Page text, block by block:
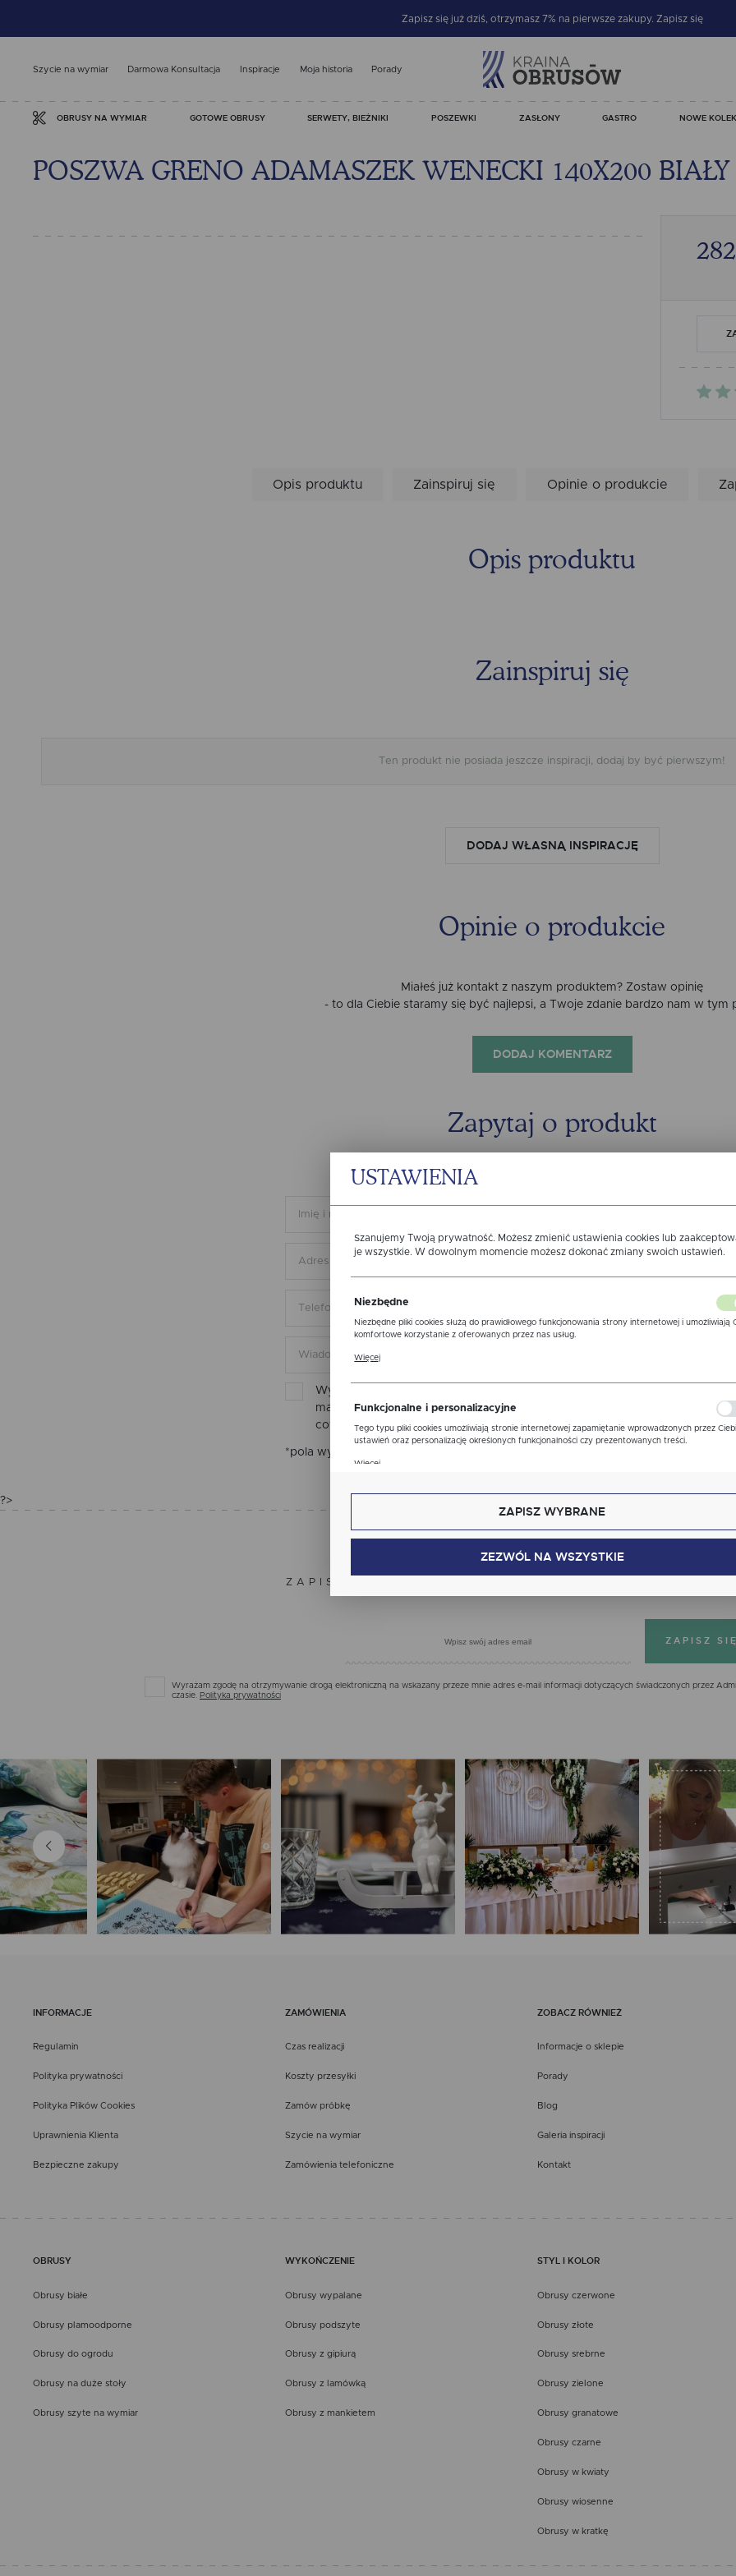
Zapisz się już dziś, otrzymasz 7% na pierwsze zakupy. Zapisz się
Szycie na wymiar Darmowa Konsultacja Inspiracje Moja historia Porady
OBRUSY NA WYMIAR GOTOWE OBRUSY SERWETY, BIEŻNIKI POSZEWKI ZASŁONY GASTRO NOWE
POSZWA GRENO ADAMASZEK WENECKI 140X200 BIAŁY
Opis produktu Zainspiruj się Opinie o produkcie
Opis produktu
Zainspiruj się
Ten produkt nie posiada jeszcze inspiracji, dodaj by być pierwszym!
DODAJ WŁASNĄ INSPIRACJĘ
Opinie o produkcie
Miałeś już kontakt z naszym produktem? Zostaw opinię
- to dla Ciebie staramy się być najlepsi, a Twoje zdanie bardzo nam w tym
DODAJ KOMENTARZ
Zapytaj o produkt
Wyrażam zgodę na otrzymywanie drogą elektroniczną na wskazany przeze
mail informacji dotyczących świadczonych przez Administratora.Zgoda
cofnięta w każdym czasie.Polityka prywatności
*pola wymagane WYŚLIJ
?>
Zapisz się do newslettera
ZAPISZ SIĘ JUŻ DZIŚ, OTRZYMASZ 7% NA
Wyrażam zgodę na otrzymywanie drogą elektroniczną na wskazany przeze mnie adres e-mail informacji dotyczących świadczonych przez
czasie. Polityka prywatności
INFORMACJE
Regulamin
Polityka prywatności
Polityka Plików Cookies
Uprawnienia Klienta
Bezpieczne zakupy
ZAMÓWIENIA
Czas realizacji
Koszty przesyłki
Zamów próbkę
Szycie na wymiar
Zamówienia telefoniczne
ZOBACZ RÓWNIEŻ
Informacje o sklepie
Porady
Blog
Galeria inspiracji
Kontakt
OBRUSY
Obrusy białe
Obrusy plamoodporne
Obrusy do ogrodu
Obrusy na duże stoły
Obrusy szyte na wymiar
WYKOŃCZENIE
Obrusy wypalane
Obrusy podszyte
Obrusy z gipiurą
Obrusy z lamówką
Obrusy z mankietem
STYL I KOLOR
Obrusy czerwone
Obrusy złote
Obrusy srebrne
Obrusy zielone
Obrusy granatowe
Obrusy czarne
Obrusy w kwiaty
Obrusy wiosenne
Obrusy w kratkę
USTAWIENIA
Szanujemy Twoją prywatność. Możesz zmienić ustawienia cookies lub
je wszystkie. W dowolnym momencie możesz dokonać zmiany swoich ustawień.
Niezbędne
Niezbędne pliki cookies służą do prawidłowego funkcjonowania strony internetowej i umożliwiają
komfortowe korzystanie z oferowanych przez nas usług.
ustawień preferencji prywatności, logowania czy wypełniania formularzy. Dzięki plikom cookies
Więcej
Funkcjonalne i personalizacyjne
Tego typu pliki cookies umożliwiają stronie internetowej zapamiętanie wprowadzonych przez
ustawień oraz personalizację określonych funkcjonalności czy prezentowanych treści.
Więcej
Cookies analityczne pozwalają na uzyskanie informacji w zakresie wykorzystywania witryny
internetowej, miejsca oraz częstotliwości, z jaką odwiedzane są nasze serwisy www. Dane
nam na ocenę naszych serwisów internetowych pod względem ich popularności wśród
stronach naszych partnerów.
promocyjne mogą pojawić się na stronach podmiotów trzecich lub firm będących naszymi
ZAPISZ WYBRANE
ZEZWÓL NA WSZYSTKIE